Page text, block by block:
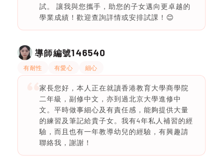
試。 讓我與您攜手，助您的子女邁向更卓越的
學業成績！歡迎查詢詳情或安排試課！😊
導師編號146540
有耐性 有愛心 細心
家長您好，本人正在就讀香港教育大學商學院
二年級，副修中文，亦到過北京大學進修中
文。平時做事細心及有責任感，能夠提供大量
的練習及筆記給貴子女。我有4年私人補習的經
驗，而且也有一年教導幼兒的經驗，有興趣請
聯絡我，謝謝！